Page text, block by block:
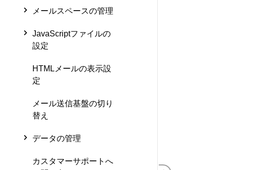
メールスペースの管理
JavaScriptファイルの
設定
HTMLメールの表示設
定
メール送信基盤の切り
替え
データの管理
カスタマーサポートへ